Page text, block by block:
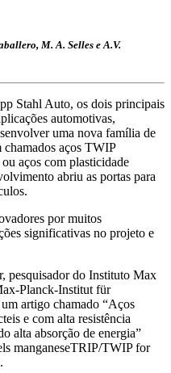
M. A. Selles e A.V.
Stahl Auto, os dois principais
automotivas,
uma nova família de
chamados aços TWIP
aços com plasticidade
abriu as portas para
por muitos
significativas no projeto e
pesquisador do Instituto Max
Planck-Institut für
artigo chamado “Aços
e com alta resistência
alta absorção de energia”
manganeseTRIP/TWIP for